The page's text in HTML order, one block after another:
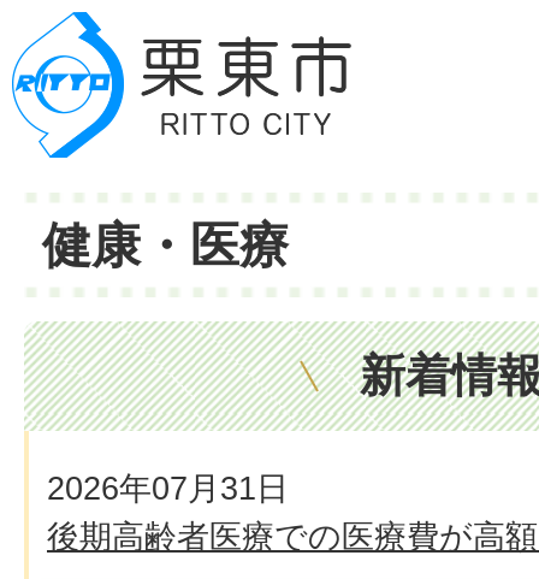
健康・医療
新着情
2026年07月31日
後期高齢者医療での医療費が高